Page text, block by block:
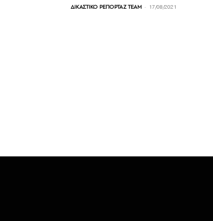
ΔΙΚΑΣΤΙΚΟ ΡΕΠΟΡΤΑΖ TEAM - 17/08/2021